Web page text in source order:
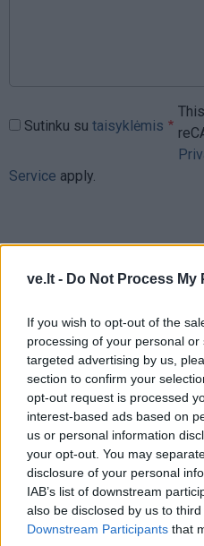
ve.lt - Do Not Process
If you wish to opt-out of the
processing of your personal
targeted advertising by us,
section to confirm your
opt-out request is processed
interest-based ads based on
us or personal information
your opt-out. You may
disclosure of your personal
IAB’s list of downstream
also be disclosed by us to
Downstream Participants that
Sutinku su taisyklėmis
Service apply.
TAIP PAT